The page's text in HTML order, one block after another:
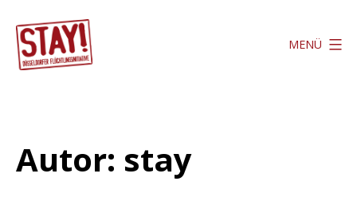
Inhalt
springen
MENÜ
Autor: stay